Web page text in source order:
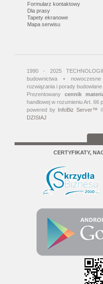
Formularz kontaktowy
Dla prasy
Tapety ekranowe
Mapa serwisu
1990 - 2025
budownictwa •
rozwiązania i porady budowlane
Prezentowanycennik
handlowej w rozumieniu Art. 66
powered by InfoBiz Server™
DZISIAJ
CERTYFIKATY,